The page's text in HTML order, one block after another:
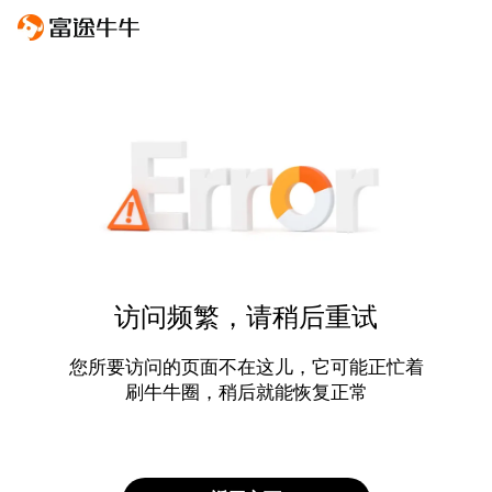
访问频繁，请稍后重试
您所要访问的页面不在这儿，它可能正忙着
刷牛牛圈，稍后就能恢复正常